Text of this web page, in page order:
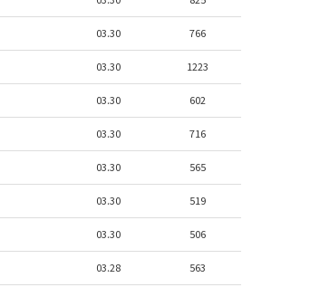
03.30 766
03.30 1223
03.30 602
03.30 716
03.30 565
03.30 519
03.30 506
03.28 563